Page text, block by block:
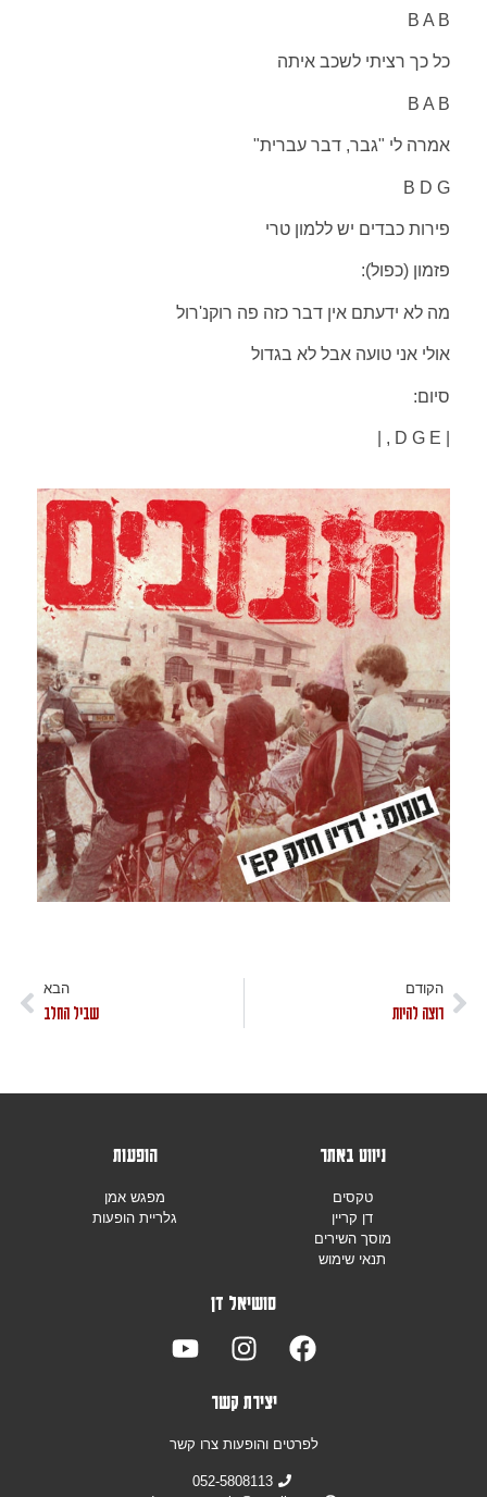
B A B
כל כך רציתי לשכב איתה
B A B
אמרה לי "גבר, דבר עברית"
B D G
פירות כבדים יש ללמון טרי
פזמון (כפול):
מה לא ידעתם אין דבר כזה פה רוקנ'רול
אולי אני טועה אבל לא בגדול
סיום:
הקודם
רוצה להיות
הבא
שביל החלב
ניווט באתר
טקסים
דן קריין
מוסך השירים
תנאי שימוש
הופעות
מפגש אמן
גלריית הופעות
סושיאל דן
יצירת קשר
לפרטים והופעות צרו קשר
052-5808113